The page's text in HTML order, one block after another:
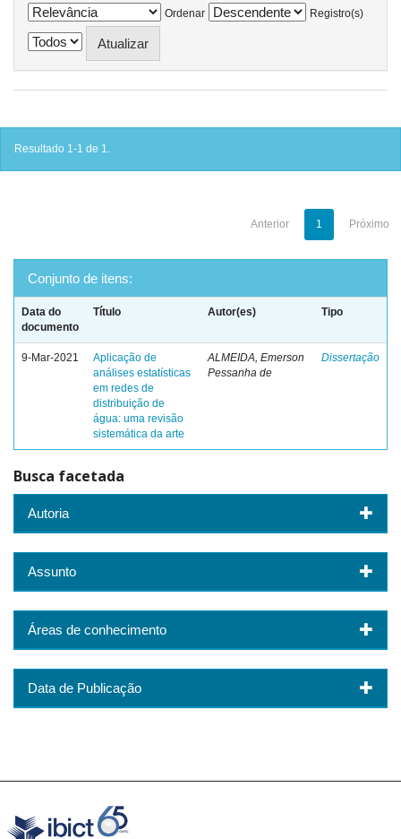
Ordenar
Registro(s)
Resultado 1-1 de 1.
Anterior 1 Próximo
Conjunto de itens:
Data do
documento
Título Autor(es) Tipo
9-Mar-2021
Aplicação de
análises estatísticas
em redes de
distribuição de
água: uma revisão
sistemática da arte
ALMEIDA, Emerson
Pessanha de
Dissertação
Busca facetada
Autoria
Assunto
Áreas de conhecimento
Data de Publicação